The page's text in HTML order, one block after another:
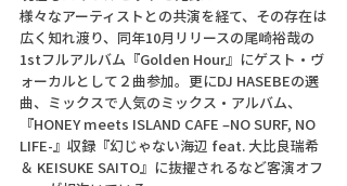
様々なアーティストとの共演を経て、その存在は
広く知れ渡り、同年10月リリースの尾崎裕哉の
1stフルアルバム『Golden Hour』にゲスト・ヴ
ォーカルとして２曲参加。更にDJ HASEBEの選
曲、ミックスで人気のミックス・アルバム、
『HONEY meets ISLAND CAFE –NO SURF, NO
LIFE-』収録『幻じゃない海辺 feat. 大比良瑞希
＆ KEISUKE SAITO』に抜擢されるなど客演オフ